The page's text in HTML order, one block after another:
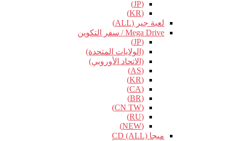
(JP)
(KR)
لعبة جير (ALL)
Mega Drive / سفر التكوين
(JP)
(الولايات المتحدة)
(الاتحاد الأوروبي)
(AS)
(KR)
(CA)
(BR)
(CN TW)
(RU)
(NEW)
ميجا CD (ALL)